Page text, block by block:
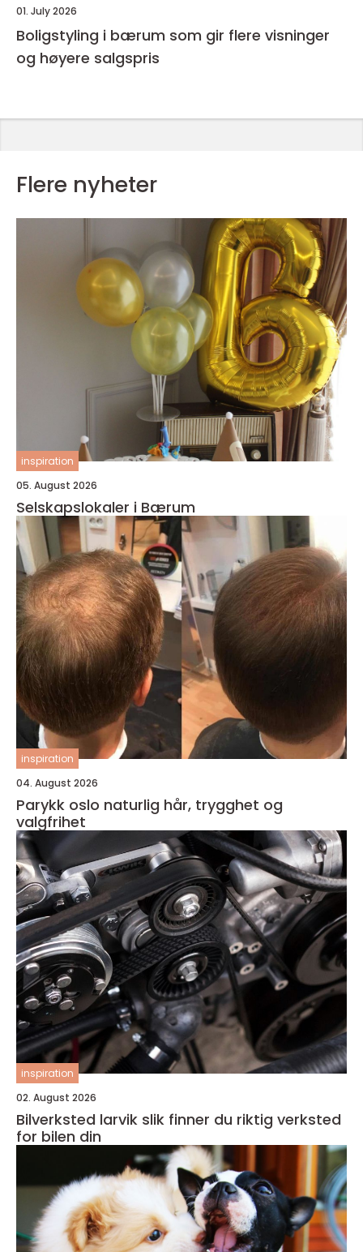
01. July 2026
Boligstyling i bærum som gir flere visninger
og høyere salgspris
Flere nyheter
inspiration
05. August 2026
Selskapslokaler i Bærum
inspiration
04. August 2026
Parykk oslo naturlig hår, trygghet og
valgfrihet
inspiration
02. August 2026
Bilverksted larvik slik finner du riktig verksted
for bilen din